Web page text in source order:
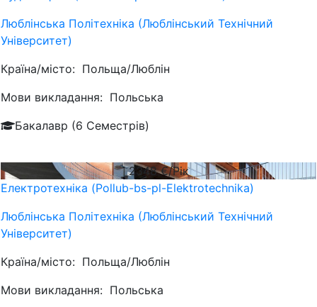
Люблiнська Політехніка (Люблінський Технічний
Університет)
Країна/місто: Польща/Люблін
Мови викладання: Польська
Бакалавр (6 Семестрів)
2348€/Рік
Електротехніка (Pollub-bs-pl-Elektrotechnika)
Люблiнська Політехніка (Люблінський Технічний
Університет)
Країна/місто: Польща/Люблін
Мови викладання: Польська